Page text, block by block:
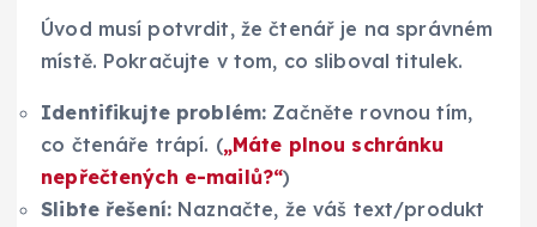
Úvod musí potvrdit, že čtenář je na správném
místě. Pokračujte v tom, co sliboval titulek.
Identifikujte problém: Začněte rovnou tím,
co čtenáře trápí. („Máte plnou schránku
nepřečtených e-mailů?“)
Slibte řešení: Naznačte, že váš text/produkt